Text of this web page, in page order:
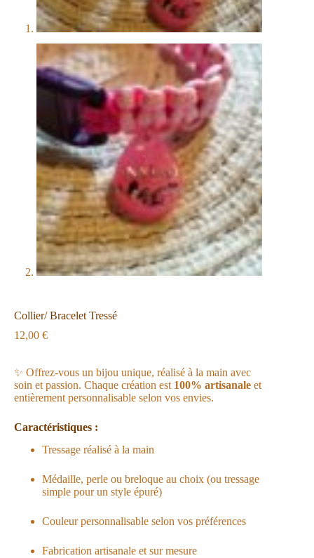
Collier/ Bracelet Tressé
12,00 €
✨ Offrez-vous un bijou unique, réalisé à la main avec
soin et passion. Chaque création est 100% artisanale et
entièrement personnalisable selon vos envies.
Caractéristiques :
Tressage réalisé à la main
Médaille, perle ou breloque au choix (ou tressage
simple pour un style épuré)
Couleur personnalisable selon vos préférences
Fabrication artisanale et sur mesure